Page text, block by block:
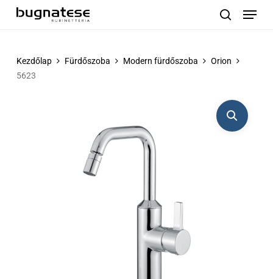
Menu
Kezdőlap Fürdőszoba Modern fürdőszoba
Orion
5623